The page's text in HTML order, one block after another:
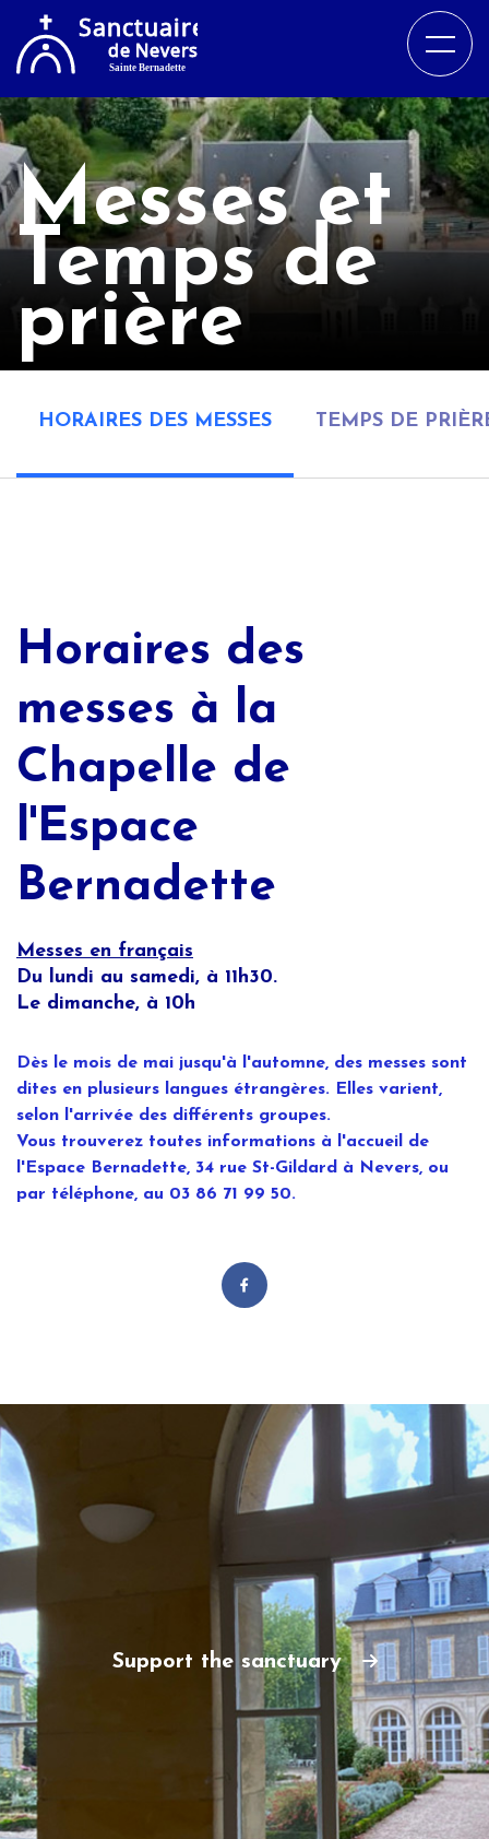
Messes et
Temps de
prière
HORAIRES DES MESSES TEMPS DE
Horaires des
messes à la
Chapelle de
l'Espace
Bernadette
Messes en français
Du lundi au samedi, à 11h30.
Le dimanche, à 10h
Dès le mois de mai jusqu'à l'automne, des messes sont
dites en plusieurs langues étrangères. Elles varient,
selon l'arrivée des différents groupes.
Vous trouverez toutes informations à l'accueil de
l'Espace Bernadette, 34 rue St-Gildard à Nevers, ou
par téléphone, au 03 86 71 99 50.
Support the sanctuary